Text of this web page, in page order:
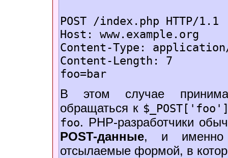
POST /index.php HTTP/1.1
Host: www.example.org
Content-Type:
Content-Length: 7
foo=bar
В этом случае
обращаться к
foo. PHP-разработчики
POST-данные, и именно
отсылаемые формой, в